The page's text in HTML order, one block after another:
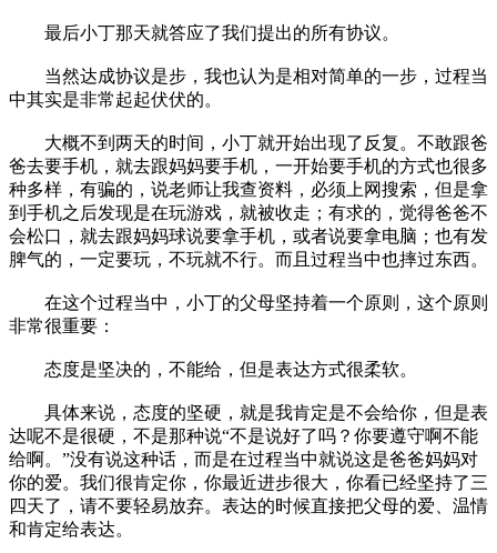
最后小丁那天就答应了我们提出的所有协议。
当然达成协议是步，我也认为是相对简单的一步，过程当
中其实是非常起起伏伏的。
大概不到两天的时间，小丁就开始出现了反复。不敢跟爸
爸去要手机，就去跟妈妈要手机，一开始要手机的方式也很多
种多样，有骗的，说老师让我查资料，必须上网搜索，但是拿
到手机之后发现是在玩游戏，就被收走；有求的，觉得爸爸不
会松口，就去跟妈妈球说要拿手机，或者说要拿电脑；也有发
脾气的，一定要玩，不玩就不行。而且过程当中也摔过东西。
在这个过程当中，小丁的父母坚持着一个原则，这个原则
非常很重要：
态度是坚决的，不能给，但是表达方式很柔软。
具体来说，态度的坚硬，就是我肯定是不会给你，但是表
达呢不是很硬，不是那种说“不是说好了吗？你要遵守啊不能
给啊。”没有说这种话，而是在过程当中就说这是爸爸妈妈对
你的爱。我们很肯定你，你最近进步很大，你看已经坚持了三
四天了，请不要轻易放弃。表达的时候直接把父母的爱、温情
和肯定给表达。